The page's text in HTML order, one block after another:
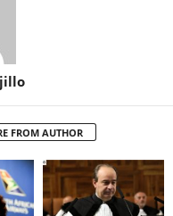
FROM AUTHOR